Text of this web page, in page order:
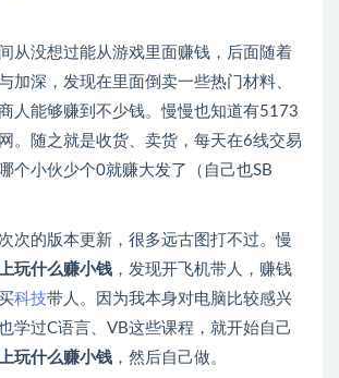
从没想过能从游戏里面赚钱，后面随着
加深，发现在里面倒卖一些热门材料、
人能够赚到不少钱。慢慢也知道有5173
。随之就是收货、卖货，每天在6线交易
个小伙少个0就赚大发了（自己也SB
次的版本更新，很多远古图打不过。慢
玩什么赚小钱 ，发现开飞机带人，赚钱
科技带人。因为我本身对电脑比较感兴
学过C语言、VB这些课程，就开始自己
玩什么赚小钱 ，然后自己做。